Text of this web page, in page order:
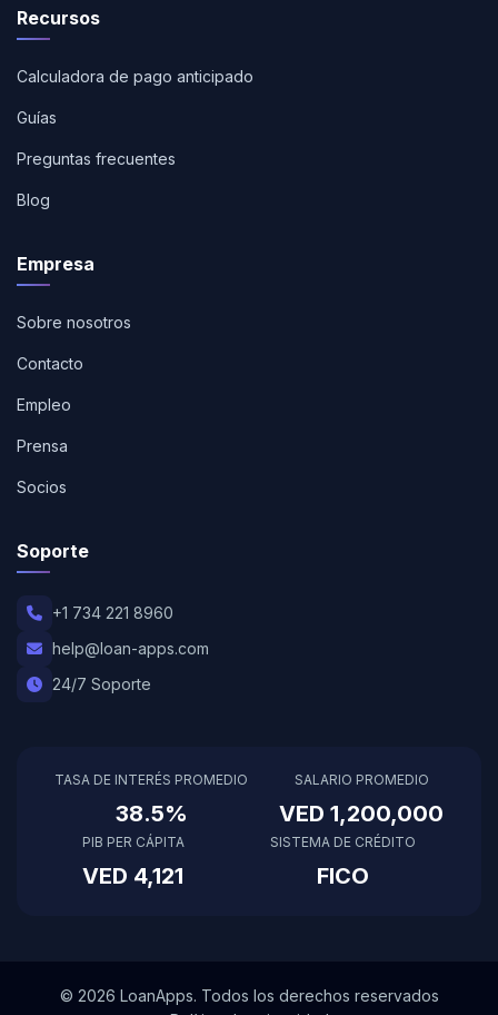
Recursos
Calculadora de pago anticipado
Guías
Preguntas frecuentes
Blog
Empresa
Sobre nosotros
Contacto
Empleo
Prensa
Socios
Soporte
+1 734 221 8960
help@loan-apps.com
24/7 Soporte
TASA DE INTERÉS PROMEDIO
38.5%
SALARIO PROMEDIO
VED 1,200,000
PIB PER CÁPITA
VED 4,121
SISTEMA DE CRÉDITO
FICO
© 2026 LoanApps. Todos los derechos reservados